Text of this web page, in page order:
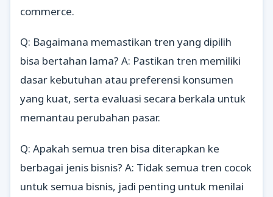
commerce.
Q: Bagaimana memastikan tren yang dipilih
bisa bertahan lama? A: Pastikan tren memiliki
dasar kebutuhan atau preferensi konsumen
yang kuat, serta evaluasi secara berkala untuk
memantau perubahan pasar.
Q: Apakah semua tren bisa diterapkan ke
berbagai jenis bisnis? A: Tidak semua tren cocok
untuk semua bisnis, jadi penting untuk menilai